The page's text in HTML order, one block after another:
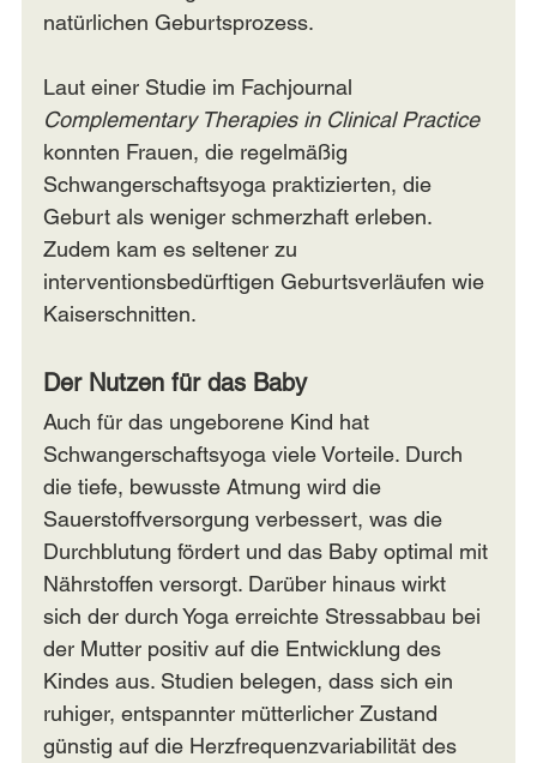
natürlichen Geburtsprozess.
Laut einer Studie im Fachjournal
Complementary Therapies in Clinical Practice
konnten Frauen, die regelmäßig
Schwangerschaftsyoga praktizierten, die
Geburt als weniger schmerzhaft erleben.
Zudem kam es seltener zu
interventionsbedürftigen Geburtsverläufen wie
Kaiserschnitten.
Der Nutzen für das Baby
Auch für das ungeborene Kind hat
Schwangerschaftsyoga viele Vorteile. Durch
die tiefe, bewusste Atmung wird die
Sauerstoffversorgung verbessert, was die
Durchblutung fördert und das Baby optimal mit
Nährstoffen versorgt. Darüber hinaus wirkt
sich der durch Yoga erreichte Stressabbau bei
der Mutter positiv auf die Entwicklung des
Kindes aus. Studien belegen, dass sich ein
ruhiger, entspannter mütterlicher Zustand
günstig auf die Herzfrequenzvariabilität des